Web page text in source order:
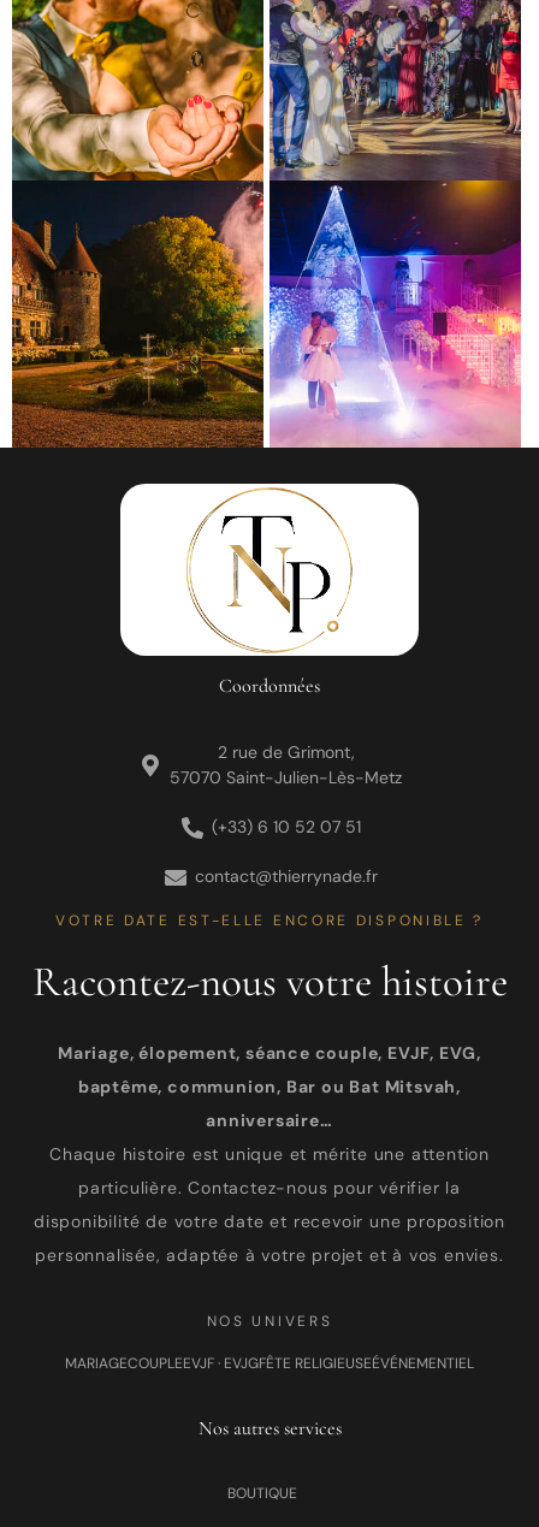
Coordonnées
2 rue de Grimont,
57070 Saint-Julien-Lès-Metz
(+33) 6 10 52 07 51
contact@thierrynade.fr
VOTRE DATE EST-ELLE ENCORE DISPONIBLE ?
Racontez-nous votre histoire
Mariage, élopement, séance couple, EVJF, EVG,
baptême, communion, Bar ou Bat Mitsvah,
anniversaire…
Chaque histoire est unique et mérite une attention
particulière. Contactez-nous pour vérifier la
disponibilité de votre date et recevoir une proposition
personnalisée, adaptée à votre projet et à vos envies.
NOS UNIVERS
MARIAGECOUPLEEVJF · EVJGFÊTE RELIGIEUSEÉVÉNEMENTIEL
Nos autres services
BOUTIQUE